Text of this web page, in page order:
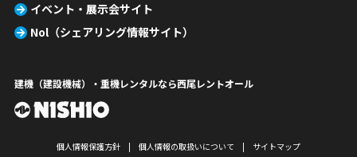
イベント・展示会サイト
Nol（シェアリング情報サイト）
建機（建設機械）・重機レンタルなら西尾レントオール
個人情報保護方針 個人情報の取扱いについて サイトマップ